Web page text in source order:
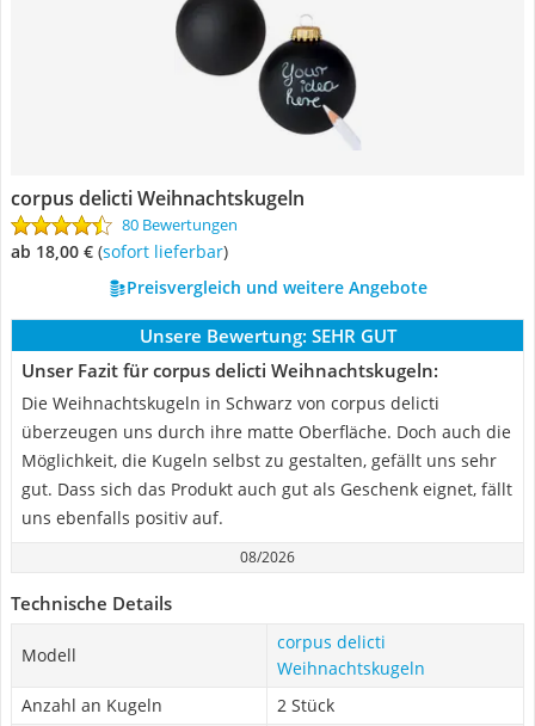
corpus delicti Weihnachtskugeln
80 Bewertungen
ab 18,00 € ( Sofort lieferbar)
Preisvergleich und weitere Angebote
Unsere Bewertung: SEHR GUT
Unser Fazit für corpus delicti Weihnachtskugeln:
Die Weihnachtskugeln in Schwarz von corpus delicti
überzeugen uns durch ihre matte Oberfläche. Doch auch die
Möglichkeit, die Kugeln selbst zu gestalten, gefällt uns sehr
gut. Dass sich das Produkt auch gut als Geschenk eignet, fällt
uns ebenfalls positiv auf.
08/2026
Technische Details
Modell
corpus delicti
Weihnachtskugeln
Anzahl an Kugeln
2 Stück